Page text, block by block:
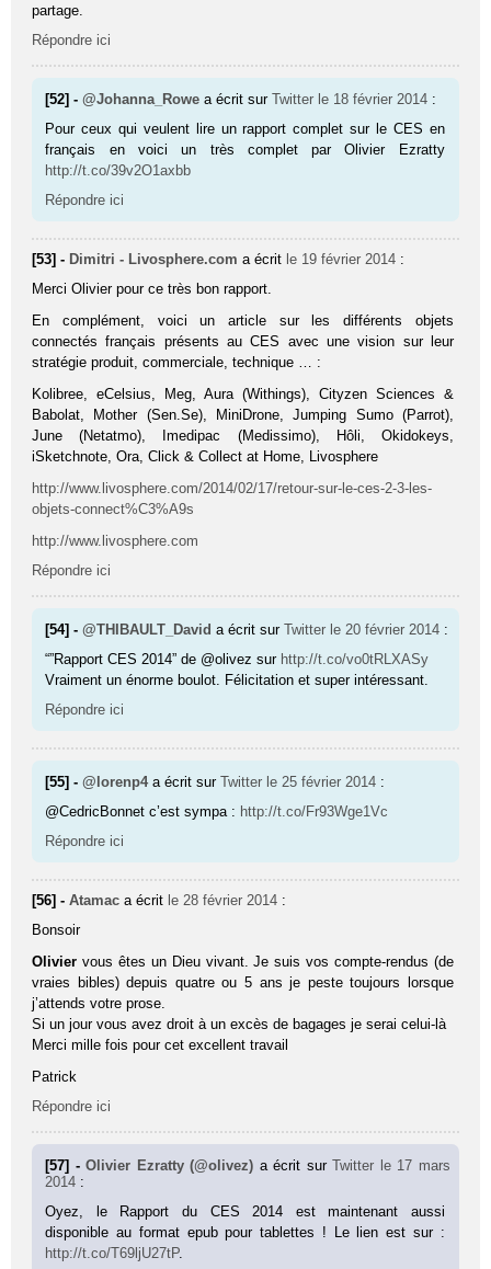
partage.
Répondre ici
[52] -@Johanna_Rowe a écrit surTwitter le 18 février 2014 :
Pour ceux qui veulent lire un rapport complet sur le CES en
français en voici un très complet par Olivier Ezratty
http://t.co/39v2O1axbb
Répondre ici
[53] - Dimitri - Livosphere.com a écrit le 19 février 2014 :
Merci Olivier pour ce très bon rapport.
En complément, voici un article sur les différents objets
connectés français présents au CES avec une vision sur leur
stratégie produit, commerciale, technique … :
Kolibree, eCelsius, Meg, Aura (Withings), Cityzen Sciences &
Babolat, Mother (Sen.Se), MiniDrone, Jumping Sumo (Parrot),
June (Netatmo), Imedipac (Medissimo), Hôli, Okidokeys,
iSketchnote, Ora, Click & Collect at Home, Livosphere
http://www.livosphere.com/2014/02/17/retour-sur-le-ces-2-3-les-
objets-connect%C3%A9s
http://www.livosphere.com
Répondre ici
[54] -@THIBAULT_David a écrit surTwitter le 20 février 2014 :
“”Rapport CES 2014” de @olivez sur http://t.co/vo0tRLXASy
Vraiment un énorme boulot. Félicitation et super intéressant.
Répondre ici
[55] -@lorenp4 a écrit surTwitter le 25 février 2014 :
@CedricBonnet c’est sympa : http://t.co/Fr93Wge1Vc
Répondre ici
[56] -Atamac a écrit le 28 février 2014 :
Bonsoir
Olivier vous êtes un Dieu vivant. Je suis vos compte-rendus (de
vraies bibles) depuis quatre ou 5 ans je peste toujours lorsque
j’attends votre prose.
Si un jour vous avez droit à un excès de bagages je serai celui-là
Merci mille fois pour cet excellent travail
Patrick
Répondre ici
[57] -Olivier Ezratty (@olivez) a écrit surTwitter le 17 mars
2014 :
Oyez, le Rapport du CES 2014 est maintenant aussi
disponible au format epub pour tablettes ! Le lien est sur :
http://t.co/T69ljU27tP.